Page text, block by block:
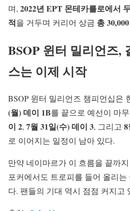
며, 2022년 EPT 몬테카를로에서
적을 거두며 커리어 상금 총
BSOP 윈터 밀리언즈,
스는 이제 시작
BSOP 윈터 밀리언즈 챔피언십은
(월) 데이 1B를 끝으로 예선이 마
이 2, 7월 31일(수) 데이 3, 그리고
로 이어지는 일정이 남아 있다.
만약 네이마르가 이 흐름을 끝까
포커에서도 트로피를 들어 올리
다. 팬들의 기대 역시 점점 커지고